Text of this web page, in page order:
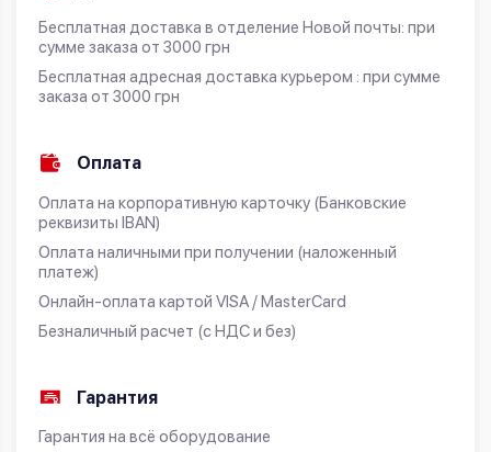
Бесплатная доставка в отделение Новой почты: при
сумме заказа от 3000 грн
Бесплатная адресная доставка курьером : при сумме
заказа от 3000 грн
Оплата
Оплата на корпоративную карточку (Банковские
реквизиты IBAN)
Оплата наличными при получении (наложенный
платеж)
Онлайн-оплата картой VISA / MasterCard
Безналичный расчет (с НДС и без)
Гарантия
Гарантия на всё оборудование